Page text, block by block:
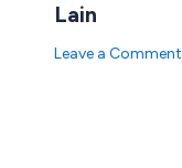
Lain
Leave a Comment